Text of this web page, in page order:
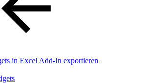
in Excel Add-In exportieren